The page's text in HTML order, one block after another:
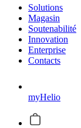
Solutions
Magasin
Soutenabilité
Innovation
Enterprise
Contacts
myHelio